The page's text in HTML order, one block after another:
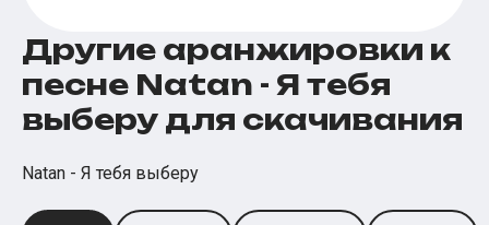
Другие аранжировки к
песне Natan - Я тебя
выберу для скачивания
Natan - Я тебя выберу